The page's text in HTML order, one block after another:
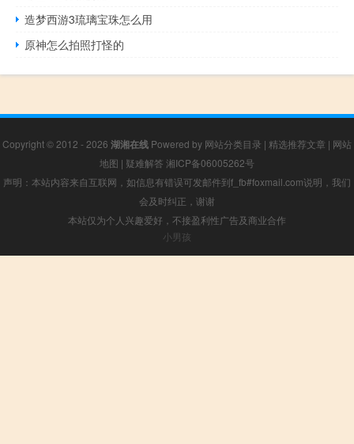
造梦西游3琉璃宝珠怎么用
原神怎么拍照打怪的
Copyright © 2012 - 2026 湖湘在线 Powered by 网站分类目录 | 精选推荐文章 | 网站
地图 | 疑难解答 湘ICP备06005262号
声明：本站内容来自互联网，如信息有错误可发邮件到f_fb#foxmail.com说明，我们
会及时纠正，谢谢
本站仅为个人兴趣爱好，不接盈利性广告及商业合作
小男孩